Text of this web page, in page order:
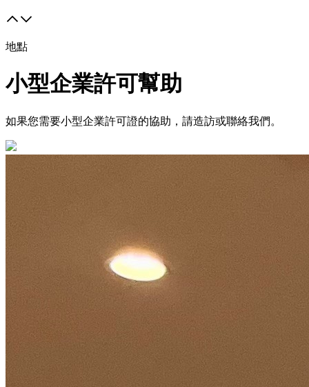
地點
小型企業許可幫助
如果您需要小型企業許可證的協助，請造訪或聯絡我們。